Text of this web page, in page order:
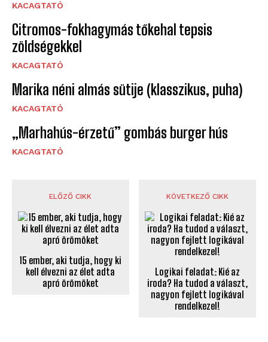
KACAGTATÓ
Citromos-fokhagymás tőkehal tepsis
zöldségekkel
KACAGTATÓ
Marika néni almás sütije (klasszikus, puha)
KACAGTATÓ
„Marhahús-érzetű” gombás burger hús
KACAGTATÓ
ELŐZŐ CIKK
15 ember, aki tudja, hogy ki
KÖVETKEZŐ CIKK
Logikai feladat: Kié az
iroda? Ha tudod a választ,
rendelkezel!